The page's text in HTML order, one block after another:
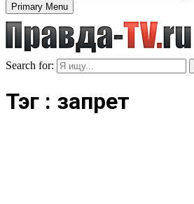
Primary Menu
Search for:
Тэг : запрет